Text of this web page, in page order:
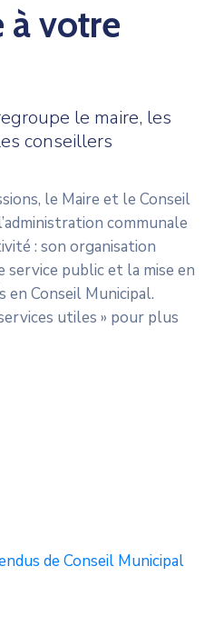
à votre
le maire, les
conseillers
le Maire et le Conseil
communale
: son organisation
public et la mise en
Conseil Municipal.
utiles » pour plus
de Conseil Municipal